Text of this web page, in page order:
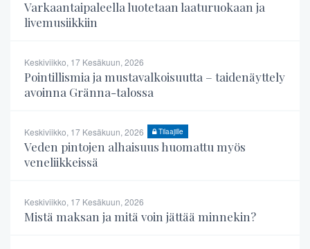
Varkaantaipaleella luotetaan laaturuokaan ja
livemusiikkiin
Keskiviikko, 17 Kesäkuun, 2026
Pointillismia ja mustavalkoisuutta – taidenäyttely
avoinna Gränna-talossa
Keskiviikko, 17 Kesäkuun, 2026 Tilaajille
Veden pintojen alhaisuus huomattu myös
veneliikkeissä
Keskiviikko, 17 Kesäkuun, 2026
Mistä maksan ja mitä voin jättää minnekin?